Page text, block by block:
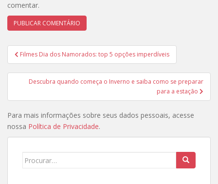
comentar.
Navegação
de
Post
Filmes Dia dos Namorados: top 5 opções imperdíveis
Descubra quando começa o Inverno e saiba como se preparar
para a estação
Para mais informações sobre seus dados pessoais, acesse
nossa Política de Privacidade.
Search